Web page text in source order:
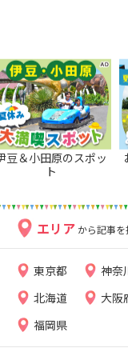
豆＆小田原のスポッ
ト
エリア から記事
東京都 神奈
北海道
大阪
福岡県